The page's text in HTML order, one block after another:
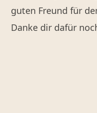
guten Freund für
Danke dir dafür